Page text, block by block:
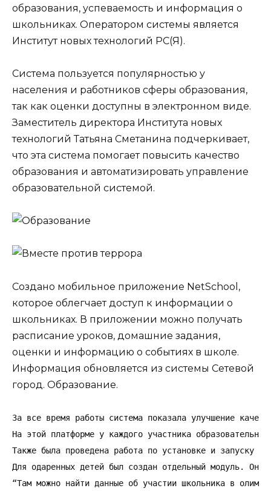
образования, успеваемость и информация о
школьниках. Оператором системы является
Институт новых технологий РС(Я).
Система пользуется популярностью у
населения и работников сферы образования,
так как оценки доступны в электронном виде.
Заместитель директора Института новых
технологий Татьяна Сметанина подчеркивает,
что эта система помогает повысить качество
образования и автоматизировать управление
образовательной системой.
Создано мобильное приложение NetSchool,
которое облегчает доступ к информации о
школьниках. В приложении можно получать
расписание уроков, домашние задания,
оценки и информацию о событиях в школе.
Информация обновляется из системы Сетевой
город. Образование.
За все время работы система показала улучшение
На этой платформе у каждого участника
Также была проведена работа по установке и запуску
Для одаренных детей был создан отдельный модуль. Он
“Там можно найти данные об участии школьника в